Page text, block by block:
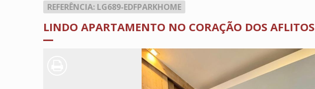
REFERÊNCIA: LG689-EDFPARKHOME
LINDO APARTAMENTO NO CORAÇÃO DOS AFLITOS